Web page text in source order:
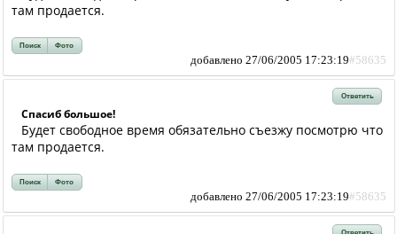
там продается.
Поиск Фото
добавлено 27/06/2005 17:23:19#58635
Ответить
Спасиб большое!
Будет свободное время обязательно съезжу посмотрю что
там продается.
Поиск Фото
добавлено 27/06/2005 17:23:19#58635